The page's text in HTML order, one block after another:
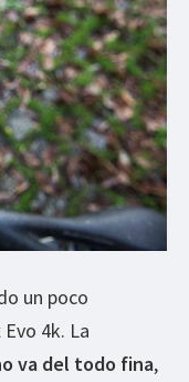
un poco
4k. La
va del todo fina,